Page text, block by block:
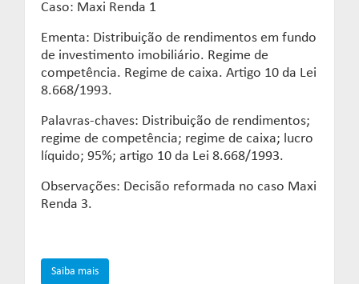
Caso: Maxi Renda 1
Ementa: Distribuição de rendimentos em fundo
de investimento imobiliário. Regime de
competência. Regime de caixa. Artigo 10 da Lei
8.668/1993.
Palavras-chaves: Distribuição de rendimentos;
regime de competência; regime de caixa; lucro
líquido; 95%; artigo 10 da Lei 8.668/1993.
Observações: Decisão reformada no caso Maxi
Renda 3.
Saiba mais